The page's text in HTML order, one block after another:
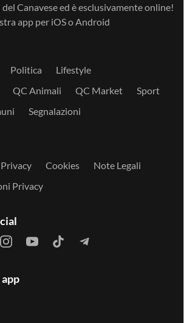
Canavese ed è esclusivamente online!
app per iOSo Android
Politica
Lifestyle
QC Animali QC Market
Sport
Segnalazioni
Privacy Cookies
Note Legali
Privacy